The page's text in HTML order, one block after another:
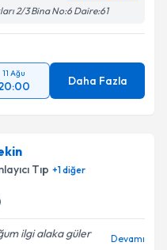
2/3 Bina No:6 Daire:61
11 Ağu
Daha Fazla
Tıp +1diğer
ilgi alaka güler
Devamı